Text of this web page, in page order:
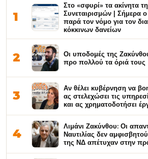
1
Στο «σφυρί» τα ακίνητα
Συνεταιρισμών | Σήμερα
παρά τον νόμο για τον
κόκκινων δανείων
2
Οι υποδομές της
προ πολλού τα όριά τους
3
Αν θέλει κυβέρνηση να
ας στελεχώσει τις
και ας χρηματοδοτήσει
4
Λιμάνι Ζακύνθου: Οι
Ναυτιλίας δεν
της ΝΔ απέτυχαν στην